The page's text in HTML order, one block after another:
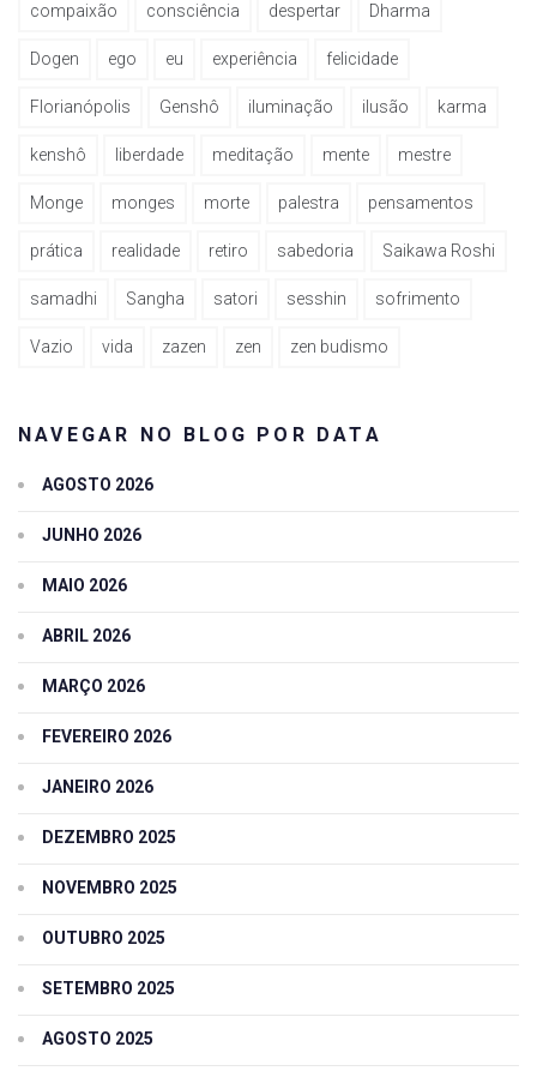
compaixão consciência despertar Dharma
Dogen ego eu experiência felicidade
Florianópolis Genshô iluminação ilusão karma
kenshô liberdade meditação mente mestre
Monge monges morte palestra pensamentos
prática realidade retiro sabedoria Saikawa Roshi
samadhi Sangha satori sesshin sofrimento
Vazio vida zazen zen zen budismo
NAVEGAR NO BLOG POR DATA
AGOSTO 2026
JUNHO 2026
MAIO 2026
ABRIL 2026
MARÇO 2026
FEVEREIRO 2026
JANEIRO 2026
DEZEMBRO 2025
NOVEMBRO 2025
OUTUBRO 2025
SETEMBRO 2025
AGOSTO 2025